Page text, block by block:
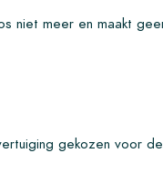
niet meer en maakt
gekozen voor